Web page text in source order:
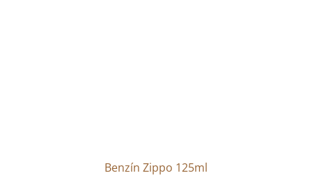
Benzín Zippo 125ml